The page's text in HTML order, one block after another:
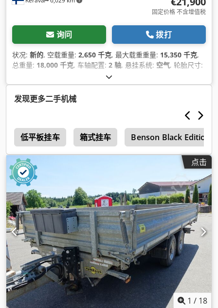
固定价格 不含增值税
询问 拨打
状况: 新的, 空载重量: 2,650 千克, 最大载重重量: 15,350 千克,
总重量: 18,000 千克, 车轴配置: 2 轴, 悬挂系统: 空气, 轮胎尺寸:
1,360 毫米, 制造年份:
发现更多二手机械
低平板挂车 箱式挂车 Benson Black Edition
点击
1 / 18